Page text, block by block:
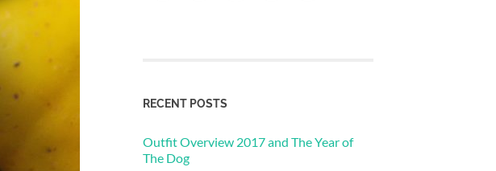
RECENT POSTS
Outfit Overview 2017 and The Year of
The Dog